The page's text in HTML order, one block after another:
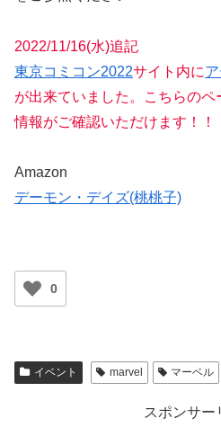
2022/11/16(水)追記
東京コミコン2022サイト内に
が出来ていました。こちらの
情報がご確認いただけます！！
Amazon
デーモン・デイズ(桃桃子)
0
イベント marvel マーベル
スポンサー